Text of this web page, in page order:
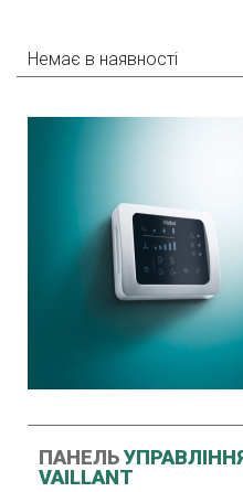
Немає в наявності
ПАНЕЛЬ
VAILLANT